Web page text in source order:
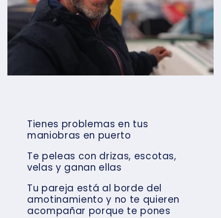
Tienes problemas en tus
maniobras en puerto
Te peleas con drizas, escotas,
velas y ganan ellas
Tu pareja está al borde del
amotinamiento y no te quieren
acompañar porque te pones